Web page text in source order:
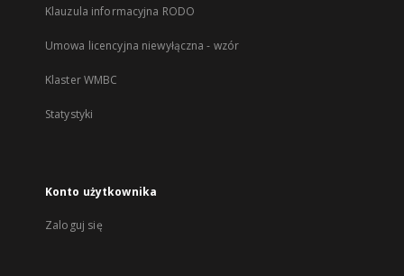
Klauzula informacyjna RODO
Umowa licencyjna niewyłączna - wzór
Klaster WMBC
Statystyki
Konto użytkownika
Zaloguj się